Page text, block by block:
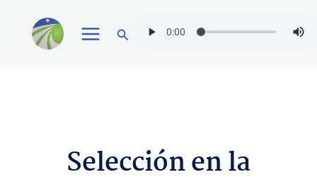
Buscar
Selección en la